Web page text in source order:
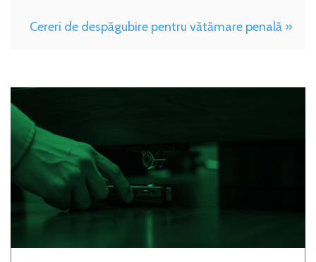
Cereri de despăgubire pentru vătămare penală »